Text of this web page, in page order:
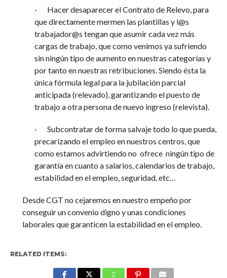
· Hacer desaparecer el Contrato de Relevo, para
que directamente mermen las plantillas y l@s
trabajador@s tengan que asumir cada vez más
cargas de trabajo, que como venimos ya sufriendo
sin ningún tipo de aumento en nuestras categorías y
por tanto en nuestras retribuciones. Siendo ésta la
única fórmula legal para la jubilación parcial
anticipada (relevado), garantizando el puesto de
trabajo a otra persona de nuevo ingreso (relevista).
· Subcontratar de forma salvaje todo lo que pueda,
precarizando el empleo en nuestros centros, que
como estamos advirtiendo no ofrece ningún tipo de
garantía en cuanto a salarios, calendarios de trabajo,
estabilidad en el empleo, seguridad, etc…
Desde CGT no cejaremos en nuestro empeño por
conseguir un convenio digno y unas condiciones
laborales que garanticen la estabilidad en el empleo.
RELATED ITEMS: